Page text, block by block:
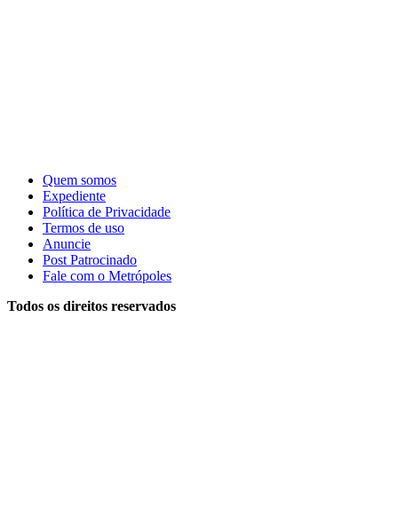
Quem somos
Expediente
Política de Privacidade
Termos de uso
Anuncie
Post Patrocinado
Fale com o Metrópoles
Todos os direitos reservados